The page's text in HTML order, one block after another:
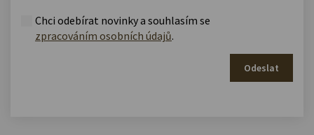
Chci odebírat novinky a souhlasím se
zpracováním osobních údajů.
Odeslat